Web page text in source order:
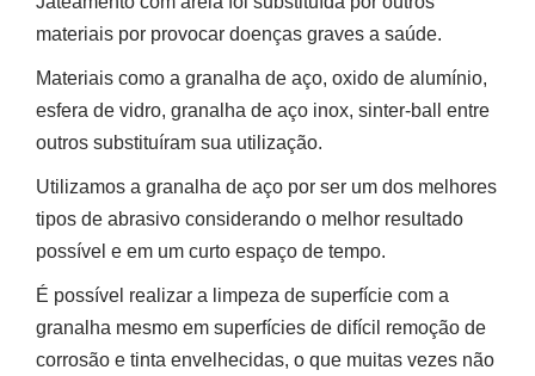
materiais por provocar doenças graves a saúde.
Materiais como a granalha de aço, oxido de alumínio,
esfera de vidro, granalha de aço inox, sinter-ball entre
outros substituíram sua utilização.
Utilizamos a granalha de aço por ser um dos melhores
tipos de abrasivo considerando o melhor resultado
possível e em um curto espaço de tempo.
É possível realizar a limpeza de superfície com a
granalha mesmo em superfícies de difícil remoção de
corrosão e tinta envelhecidas, o que muitas vezes não